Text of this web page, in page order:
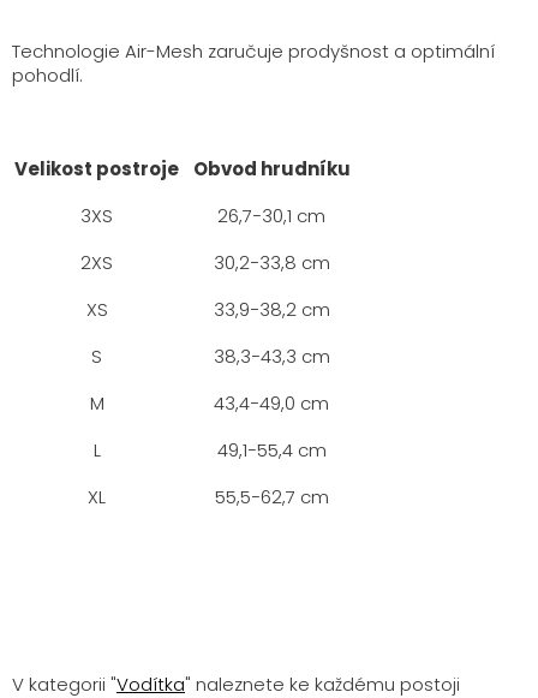
Technologie Air-Mesh zaručuje prodyšnost a optimální
pohodlí.
Velikost postroje
Obvod hrudníku
3XS
26,7−30,1 cm
2XS
30,2−33,8 cm
XS
33,9−38,2 cm
S
38,3−43,3 cm
M
43,4−49,0 cm
L
49,1−55,4 cm
XL
55,5−62,7 cm
V kategorii "Vodítka" naleznete ke každému postoji